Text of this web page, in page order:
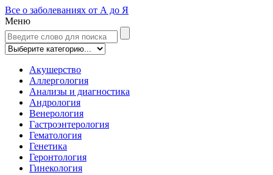
Все о заболеваниях от А до Я
Меню
Акушерство
Аллергология
Анализы и диагностика
Андрология
Венерология
Гастроэнтерология
Гематология
Генетика
Геронтология
Гинекология